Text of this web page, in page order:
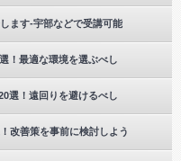
ます-宇部などで受講可能
！最適な環境を選ぶべし
選！遠回りを避けるべし
改善策を事前に検討しよう